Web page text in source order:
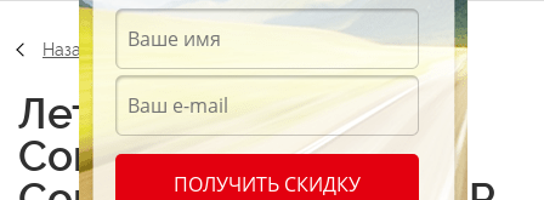
Назад
Летние шины
Continental
ПОЛУЧИТЬ СКИДКУ